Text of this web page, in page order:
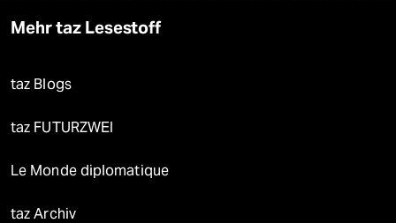
Mehr taz Lesestoff
taz Blogs
taz FUTURZWEI
Le Monde diplomatique
taz Archiv